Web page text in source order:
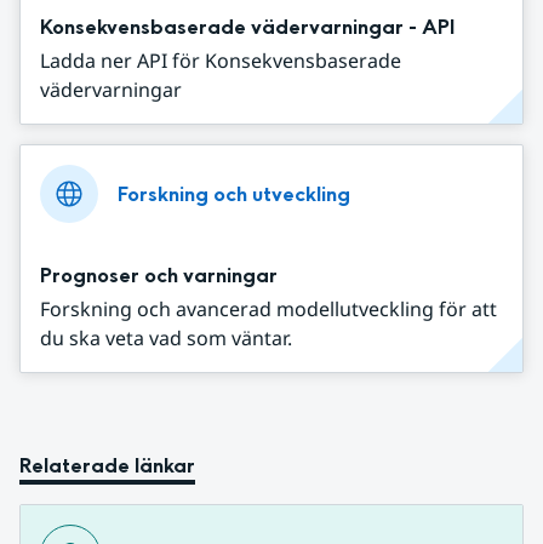
Konsekvensbaserade vädervarningar - API
Ladda ner API för Konsekvensbaserade
vädervarningar
Forskning och utveckling
Prognoser och varningar
Forskning och avancerad modellutveckling för att
du ska veta vad som väntar.
Relaterade länkar